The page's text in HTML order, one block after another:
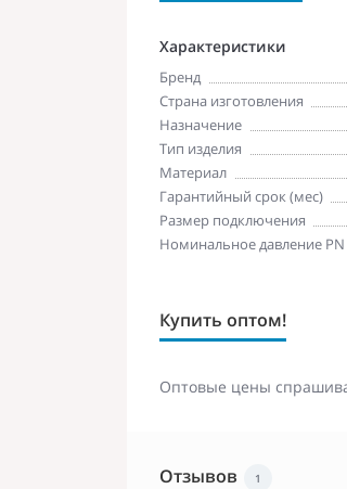
Характеристики
Бренд
Страна изготовления
Назначение
Тип изделия
Материал
Гарантийный срок (мес)
Размер подключения
Номинальное давление PN
Купить оптом!
Оптовые цены
Отзывов 1